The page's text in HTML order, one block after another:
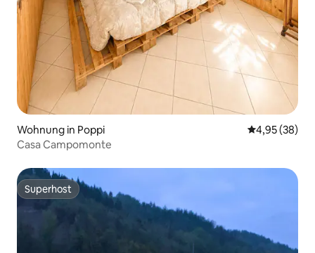
Wohnung in Poppi
4,95 (38)
Casa Campomonte
Superhost
Superhost